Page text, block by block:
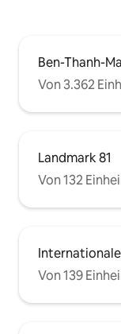
Ben-Thanh-
Von 3.362
Landmark 81
Von 132
Von 139